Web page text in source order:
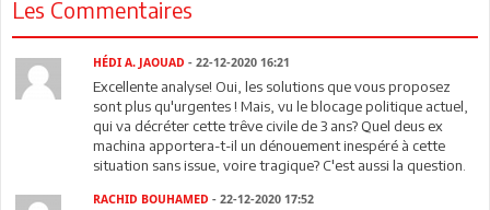
Les Commentaires
HÉDI A. JAOUAD - 22-12-2020 16:21
Excellente analyse! Oui, les solutions que vous proposez
sont plus qu'urgentes ! Mais, vu le blocage politique actuel,
qui va décréter cette trêve civile de 3 ans? Quel deus ex
machina apportera-t-il un dénouement inespéré à cette
situation sans issue, voire tragique? C'est aussi la question.
RACHID BOUHAMED - 22-12-2020 17:52